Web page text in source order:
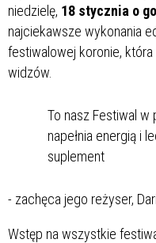
niedzielę, 18 stycznia o
najciekawsze wykonania
festiwalowej koronie, która
widzów.
To nasz Festiwal w
napełnia energią i
suplement
- zachęca jego reżyser,
Wstęp na wszystkie